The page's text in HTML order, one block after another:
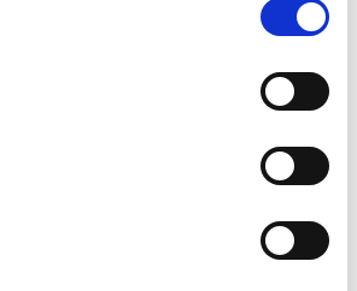
produkcji betonowej ławki
formy do bloków betonowych.
rozwiązanie do tworzenia trwałego,
małej architektury miejskiej,
wszechstronności